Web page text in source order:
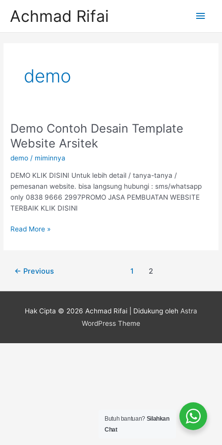
Achmad Rifai
demo
Demo Contoh Desain Template
Website Arsitek
demo / miminnya
DEMO KLIK DISINI Untuk lebih detail / tanya-tanya /
pemesanan website. bisa langsung hubungi : sms/whatsapp
only 0838 9666 2997PROMO JASA PEMBUATAN WEBSITE
TERBAIK KLIK DISINI
Demo
Contoh
Desain
Template
Read More »
← Previous 1 2
Hak Cipta © 2026 Achmad Rifai | Didukung oleh Astra
WordPress Theme
Butuh bantuan? Silahkan
Chat